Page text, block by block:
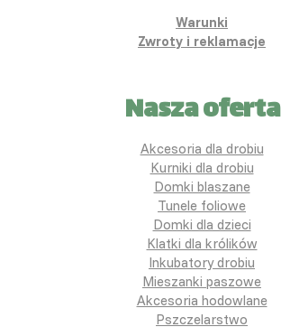
Warunki
Zwroty i reklamacje
Nasza oferta
Akcesoria dla drobiu
Kurniki dla drobiu
Domki blaszane
Tunele foliowe
Domki dla dzieci
Klatki dla królików
Inkubatory drobiu
Mieszanki paszowe
Akcesoria hodowlane
Pszczelarstwo